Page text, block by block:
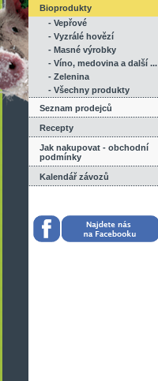
Bioprodukty
- Vepřové
- Vyzrálé hovězí
- Masné výrobky
- Víno, medovina a další ...
- Zelenina
- Všechny produkty
Seznam prodejců
Recepty
Jak nakupovat - obchodní
podmínky
Kalendář závozů